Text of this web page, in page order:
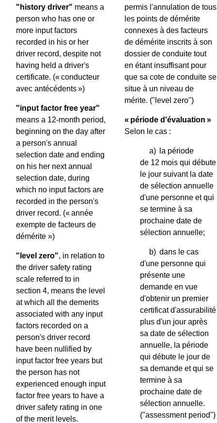
"history driver" means a
person who has one or
more input factors
recorded in his or her
driver record, despite not
having held a driver's
certificate. (« conducteur
avec antécédents »)
"input factor free year"
means a 12-month period,
beginning on the day after
a person's annual
selection date and ending
on his her next annual
selection date, during
which no input factors are
recorded in the person's
driver record. (« année
exempte de facteurs de
démérite »)
"level zero", in relation to
the driver safety rating
scale referred to in
section 4, means the level
at which all the demerits
associated with any input
factors recorded on a
person's driver record
have been nullified by
input factor free years but
the person has not
experienced enough input
factor free years to have a
driver safety rating in one
of the merit levels.
permis l'annulation de tous
les points de démérite
connexes à des facteurs
de démérite inscrits à son
dossier de conduite tout
en étant insuffisant pour
que sa cote de conduite se
situe à un niveau de
mérite. ("level zero")
« période d'évaluation »
Selon le cas :
a)
la période
de 12 mois qui débute
le jour suivant la date
de sélection annuelle
d'une personne et qui
se termine à sa
prochaine date de
sélection annuelle;
b) dans le cas
d'une personne qui
présente une
demande en vue
d'obtenir un premier
certificat d'assurabilité
plus d'un jour après
sa date de sélection
annuelle, la période
qui débute le jour de
sa demande et qui se
termine à sa
prochaine date de
sélection annuelle.
("assessment period")